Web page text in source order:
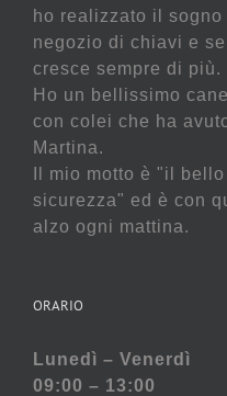
ho realizzato il
negozio di chiavi e
cresce sempre di più.
Ho un bellissimo
con colei che ha
Martina.
Il mio motto è "il
sicurezza" ed è con
alzo ogni mattina.
ORARIO
Lunedì – Venerdì
09:00 – 13:00